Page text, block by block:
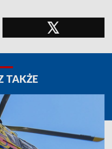
TAKŻE